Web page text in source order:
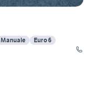
Manuale
Euro 6